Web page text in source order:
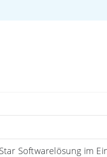
Softwarelösung im